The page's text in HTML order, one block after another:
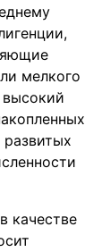
мелкого
развитых
качестве